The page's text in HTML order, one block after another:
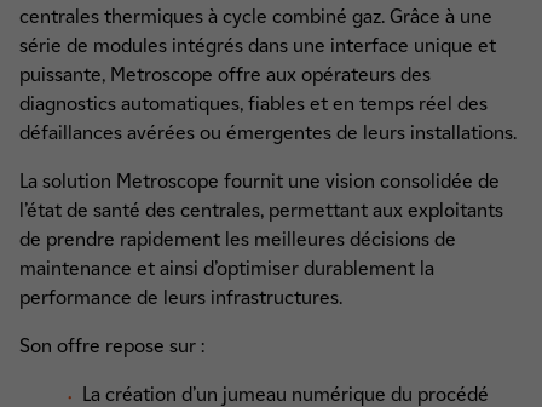
centrales thermiques à cycle combiné gaz. Grâce à une
série de modules intégrés dans une interface unique et
puissante, Metroscope offre aux opérateurs des
diagnostics automatiques, fiables et en temps réel des
défaillances avérées ou émergentes de leurs installations.
La solution Metroscope fournit une vision consolidée de
l’état de santé des centrales, permettant aux exploitants
de prendre rapidement les meilleures décisions de
maintenance et ainsi d’optimiser durablement la
performance de leurs infrastructures.
Son offre repose sur :
La création d’un jumeau numérique du procédé